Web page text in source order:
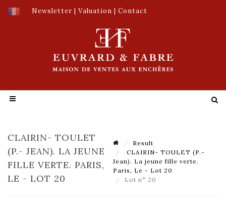
Newsletter | Valuation | Contact
CLAIRIN- TOULET
(P.- JEAN). LA JEUNE
FILLE VERTE. PARIS,
LE - LOT 20
Result
CLAIRIN- TOULET (P.-
Jean). La jeune fille verte.
Paris, Le - Lot 20
Lot n° 20